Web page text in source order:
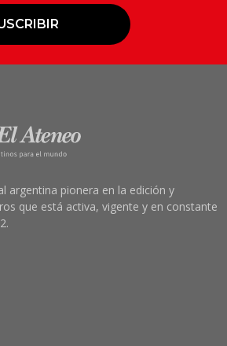
argentina pionera en la edición y
que está activa, vigente y en constante